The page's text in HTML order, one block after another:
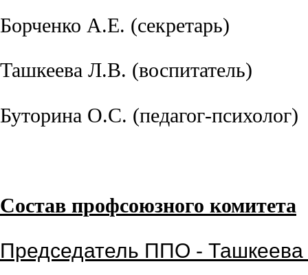
Борченко А.Е. (секретарь)
Ташкеева Л.В. (воспитатель)
Буторина О.С. (педагог-психолог)
Состав профсоюзного комитета
Председатель ППО - Ташкеева